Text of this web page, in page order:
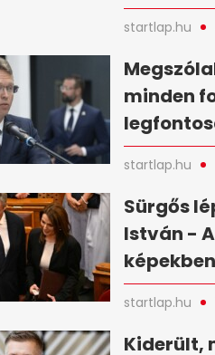
startlap.hu
minden
startlap.hu
Sürgős
István -
képekben
startlap.hu
Kiderült,